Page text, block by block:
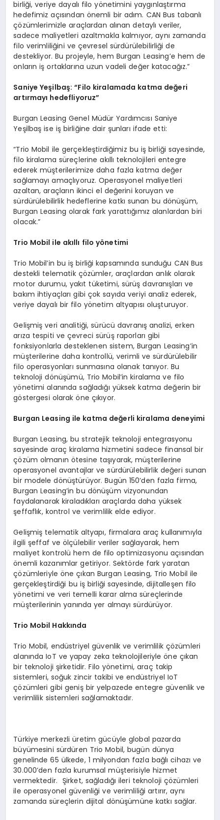
birliği, veriye dayalı filo yönetimini yaygınlaştırma
hedefimiz açısından önemli bir adım. CAN Bus tabanlı
çözümlerimizle araçlardan alınan detaylı veriler,
sadece maliyetleri azaltmakla kalmıyor, aynı zamanda
filo verimliliğini ve çevresel sürdürülebilirliği de
destekliyor. Bu projeyle, hem Burgan Leasing’e hem de
onların iş ortaklarına uzun vadeli değer katacağız.”
Saniye Yeşilbaş:“Filo kiralamada katma değeri
artırmayı hedefliyoruz”
Burgan Leasing Genel Müdür Yardımcısı Saniye
Yeşilbaş ise iş birliğine dair şunları ifade etti:
“Trio Mobil ile gerçekleştirdiğimiz bu iş birliği sayesinde,
filo kiralama süreçlerine akıllı teknolojileri entegre
ederek müşterilerimize daha fazla katma değer
sağlamayı amaçlıyoruz. Operasyonel maliyetleri
azaltan, araçların ikinci el değerini koruyan ve
sürdürülebilirlik hedeflerine katkı sunan bu dönüşüm,
Burgan Leasing olarak fark yarattığımız alanlardan biri
olacak.”
Trio Mobil ile akıllı filo yönetimi
Trio Mobil’in bu iş birliği kapsamında sunduğu CAN Bus
destekli telematik çözümler, araçlardan anlık olarak
motor durumu, yakıt tüketimi, sürüş davranışları ve
bakım ihtiyaçları gibi çok sayıda veriyi analiz ederek,
veriye dayalı bir filo yönetim altyapısı oluşturuyor.
Gelişmiş veri analitiği, sürücü davranış analizi, erken
arıza tespiti ve çevreci sürüş raporları gibi
fonksiyonlarla desteklenen sistem, Burgan Leasing’in
müşterilerine daha kontrollü, verimli ve sürdürülebilir
filo operasyonları sunmasına olanak tanıyor. Bu
teknoloji dönüşümü, Trio Mobil’in kiralama ve filo
yönetimi alanında sağladığı yüksek katma değerin bir
göstergesi olarak öne çıkıyor.
Burgan Leasing ile katma değerli kiralama deneyimi
Burgan Leasing, bu stratejik teknoloji entegrasyonu
sayesinde araç kiralama hizmetini sadece finansal bir
çözüm olmanın ötesine taşıyarak, müşterilerine
operasyonel avantajlar ve sürdürülebilirlik değeri sunan
bir modele dönüştürüyor. Bugün 150’den fazla firma,
Burgan Leasing’in bu dönüşüm vizyonundan
faydalanarak kiraladıkları araçlarda daha yüksek
şeffaflık, kontrol ve verimlilik elde ediyor.
Gelişmiş telematik altyapı, firmalara araç kullanımıyla
ilgili şeffaf ve ölçülebilir veriler sağlayarak, hem
maliyet kontrolü hem de filo optimizasyonu açısından
önemli kazanımlar getiriyor. Sektörde fark yaratan
çözümleriyle öne çıkan Burgan Leasing, Trio Mobil ile
gerçekleştirdiği bu iş birliği sayesinde, dijitalleşen filo
yönetimi ve veri temelli karar alma süreçlerinde
müşterilerinin yanında yer almayı sürdürüyor.
Trio Mobil Hakkında
Trio Mobil, endüstriyel güvenlik ve verimlilik çözümleri
alanında IoT ve yapay zeka teknolojileriyle öne çıkan
bir teknoloji şirketidir. Filo yönetimi, araç takip
sistemleri, soğuk zincir takibi ve endüstriyel IoT
çözümleri gibi geniş bir yelpazede entegre güvenlik ve
verimlilik sistemleri sağlamaktadır.
Türkiye merkezli üretim gücüyle global pazarda
büyümesini sürdüren Trio Mobil, bugün dünya
genelinde 65 ülkede, 1 milyondan fazla bağlı cihazı ve
30.000’den fazla kurumsal müşterisiyle hizmet
vermektedir. Şirket, sağladığı ileri teknoloji çözümleri
ile operasyonel güvenliği ve verimliliği artırır, aynı
zamanda süreçlerin dijital dönüşümüne katkı sağlar.